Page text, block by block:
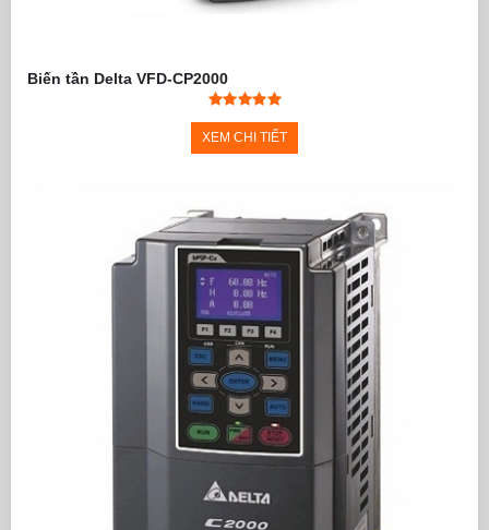
Biến tần Delta VFD-CP2000
XEM CHI TIẾT